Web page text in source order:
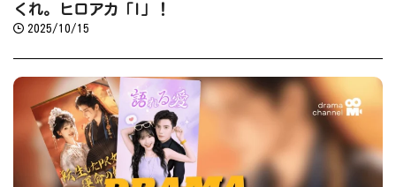
くれ。ヒロアカ「I」！
2025/10/15